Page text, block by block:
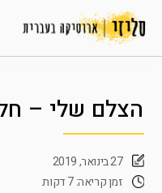
הצלם שלי –
27 בינואר, 2019
זמן קריאה: 7 דקות